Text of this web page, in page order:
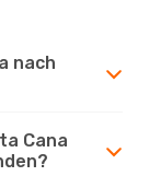
nach
Cana